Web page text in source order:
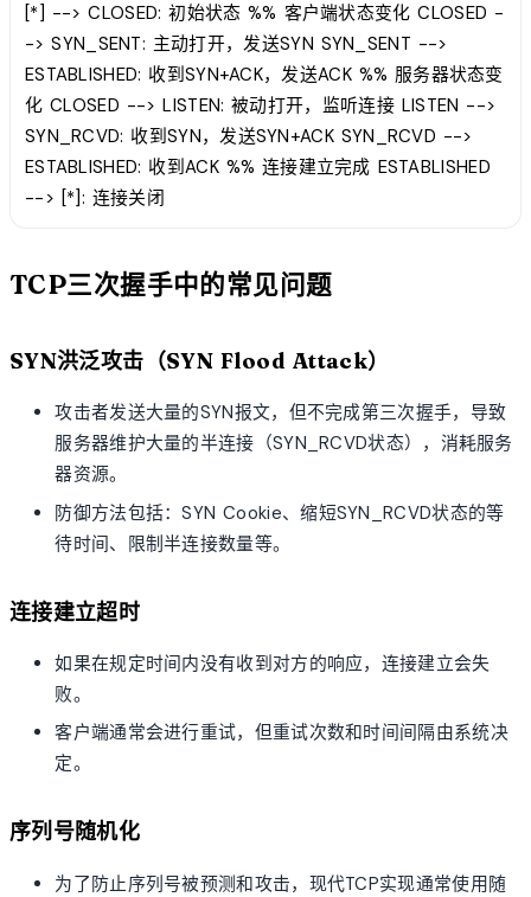
[*] --> CLOSED: 初始状态 %% 客户端状态变化 CLOSED -
-> SYN_SENT: 主动打开，发送SYN SYN_SENT -->
ESTABLISHED: 收到SYN+ACK，发送ACK %% 服务器状态变
化 CLOSED --> LISTEN: 被动打开，监听连接 LISTEN -->
SYN_RCVD: 收到SYN，发送SYN+ACK SYN_RCVD -->
ESTABLISHED: 收到ACK %% 连接建立完成 ESTABLISHED
--> [*]: 连接关闭
TCP三次握手中的常见问题
SYN洪泛攻击（SYN Flood Attack）
攻击者发送大量的SYN报文，但不完成第三次握手，导致
服务器维护大量的半连接（SYN_RCVD状态），消耗服务
器资源。
防御方法包括：SYN Cookie、缩短SYN_RCVD状态的等
待时间、限制半连接数量等。
连接建立超时
如果在规定时间内没有收到对方的响应，连接建立会失
败。
客户端通常会进行重试，但重试次数和时间间隔由系统决
定。
序列号随机化
为了防止序列号被预测和攻击，现代TCP实现通常使用随